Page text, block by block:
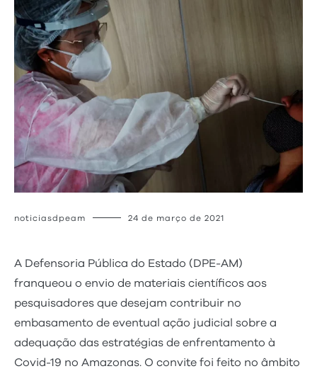
noticiasdpeam 24 de março de 2021
A Defensoria Pública do Estado (DPE-AM)
franqueou o envio de materiais científicos aos
pesquisadores que desejam contribuir no
embasamento de eventual ação judicial sobre a
adequação das estratégias de enfrentamento à
Covid-19 no Amazonas. O convite foi feito no âmbito